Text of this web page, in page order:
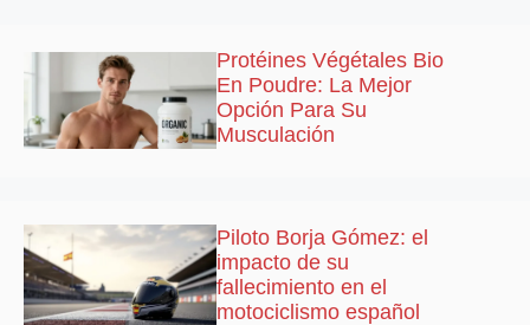
Protéines Végétales Bio
En Poudre: La Mejor
Opción Para Su
Musculación
Piloto Borja Gómez: el
impacto de su
fallecimiento en el
motociclismo español